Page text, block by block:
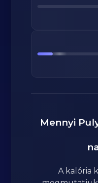
Mennyi
A kalória